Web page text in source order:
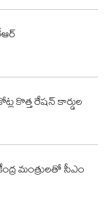
కొత్త రేషన్ కార్డుల
మంత్రులతో సీఎం